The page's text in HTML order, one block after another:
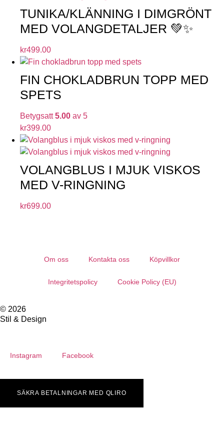
TUNIKA/KLÄNNING I DIMGRÖNT
MED VOLANGDETALJER 💚✨
kr499.00
FIN CHOKLADBRUN TOPP MED
SPETS
Betygsatt5.00 av 5
kr399.00
VOLANGBLUS I MJUK VISKOS
MED V-RINGNING
kr699.00
Om oss Kontakta oss Köpvillkor
Integritetspolicy Cookie Policy (EU)
© 2026
Stil & Design
Instagram Facebook
SÄKRA BETALNINGAR MED QLIRO